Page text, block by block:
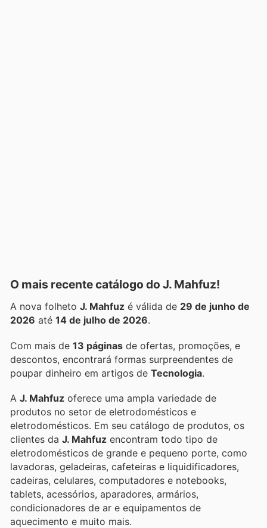
O mais recente catálogo do J. Mahfuz!
A nova folheto J. Mahfuz é válida de 29 de junho de
2026 até 14 de julho de 2026.
Com mais de 13 páginas de ofertas, promoções, e
descontos, encontrará formas surpreendentes de
poupar dinheiro em artigos de Tecnologia.
A J. Mahfuz oferece uma ampla variedade de
produtos no setor de eletrodomésticos e
eletrodomésticos. Em seu catálogo de produtos, os
clientes da J. Mahfuz encontram todo tipo de
eletrodomésticos de grande e pequeno porte, como
lavadoras, geladeiras, cafeteiras e liquidificadores,
cadeiras, celulares, computadores e notebooks,
tablets, acessórios, aparadores, armários,
condicionadores de ar e equipamentos de
aquecimento e muito mais.